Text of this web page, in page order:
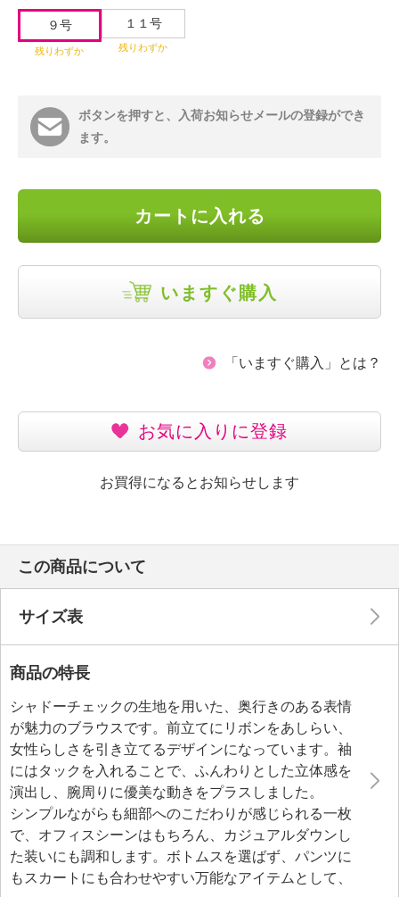
９号
残りわずか
１１号
残りわずか
ボタンを押すと、入荷お知らせメールの登録ができ
ます。
カートに入れる
いますぐ購入
「いますぐ購入」とは？
お気に入りに登録
お買得になるとお知らせします
この商品について
サイズ表
商品の特長
シャドーチェックの生地を用いた、奥行きのある表情
が魅力のブラウスです。前立てにリボンをあしらい、
女性らしさを引き立てるデザインになっています。袖
にはタックを入れることで、ふんわりとした立体感を
演出し、腕周りに優美な動きをプラスしました。
シンプルながらも細部へのこだわりが感じられる一枚
で、オフィスシーンはもちろん、カジュアルダウンし
た装いにも調和します。ボトムスを選ばず、パンツに
もスカートにも合わせやすい万能なアイテムとして、